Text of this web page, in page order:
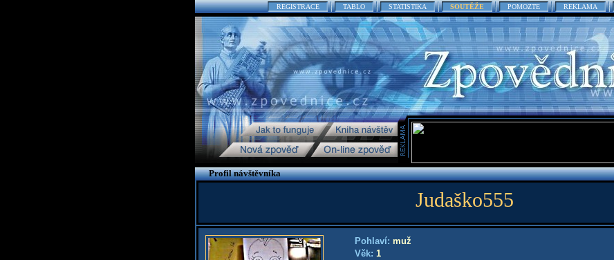
REGISTRACE TABLO STATISTIKA SOUTĚŽE POMOZTE REKLAMA
Profil návštěvníka
Judaško555
Pohlaví: muž
Věk: 1